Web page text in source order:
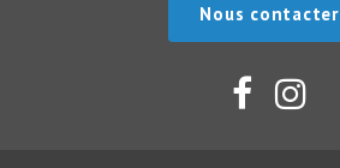
Nous contacter